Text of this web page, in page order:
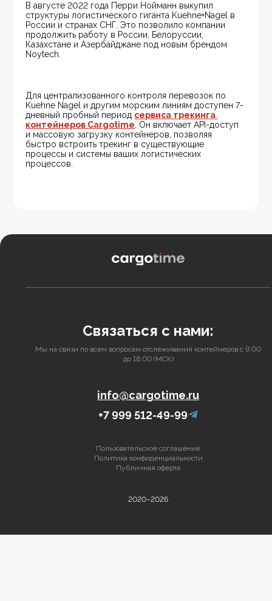
В августе 2022 года Перри Нойманн выкупил
структуры логистического гиганта Kuehne+Nagel в
России и странах СНГ. Это позволило компании
продолжить работу в России, Белоруссии,
Казахстане и Азербайджане под новым брендом
Noytech.
Для централизованного контроля перевозок по
Kuehne Nagel и другим морским линиям доступен 7-
дневный пробный период сервиса трекинга
контейнеров Cargotime. Он включает API-доступ
и массовую загрузку контейнеров, позволяя
быстро встроить трекинг в существующие
процессы и системы ваших логистических
процессов.
Связаться с нами:
Мы на связи по всем вопросам отслеживания контейнеров с 9:00
до 18:00 (МСК)
info@cargotime.ru
+7 999 512-49-99
2020–2026
Пользовательское соглашение
Политика конфиденциальности
Публичная оферта